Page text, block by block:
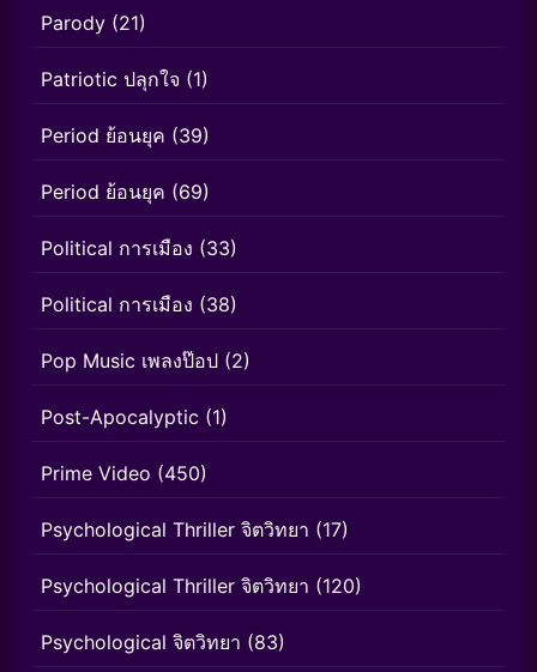
Parody (21)
Patriotic ปลุกใจ (1)
Period ย้อนยุค (39)
Period ย้อนยุค (69)
Political การเมือง (33)
Political การเมือง (38)
Pop Music เพลงป๊อป (2)
Post-Apocalyptic (1)
Prime Video (450)
Psychological Thriller จิตวิทยา (17)
Psychological Thriller จิตวิทยา (120)
Psychological จิตวิทยา (83)